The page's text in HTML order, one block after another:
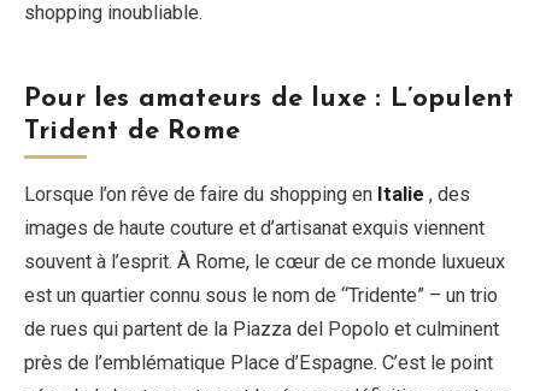
shopping inoubliable.
Pour les amateurs de luxe : L’opulent
Trident de Rome
Lorsque l’on rêve de faire du shopping en Italie , des
images de haute couture et d’artisanat exquis viennent
souvent à l’esprit. À Rome, le cœur de ce monde luxueux
est un quartier connu sous le nom de “Tridente” – un trio
de rues qui partent de la Piazza del Popolo et culminent
près de l’emblématique Place d’Espagne. C’est le point